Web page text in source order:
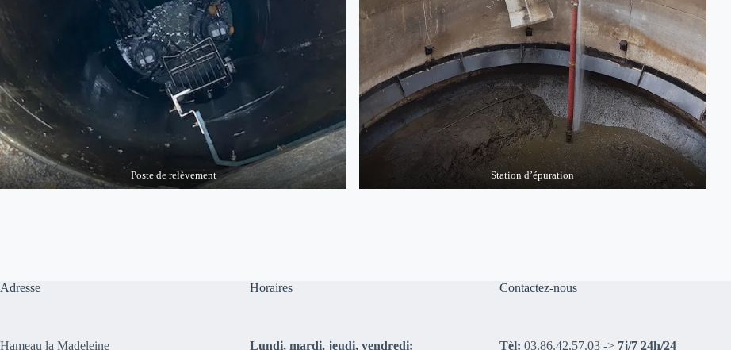
Poste de relèvement Station d’épuration
Adresse
Hameau la Madeleine
Horaires
Lundi, mardi, jeudi, vendredi:
Contactez-nous
Tèl: 03.86.42.57.03 -> 7j/7 24h/24